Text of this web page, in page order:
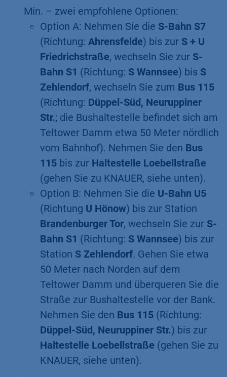
Min. – zwei empfohlene Optionen:
Option A: Nehmen Sie die S-Bahn S7
(Richtung: Ahrensfelde) bis zur S + U
Friedrichstraße, wechseln Sie zur S-
Bahn S1 (Richtung: S Wannsee) bis S
Zehlendorf, wechseln Sie zum Bus 115
(Richtung: Düppel-Süd, Neuruppiner
Str.; die Bushaltestelle befindet sich am
Teltower Damm etwa 50 Meter nördlich
vom Bahnhof). Nehmen Sie den Bus
115 bis zur Haltestelle Loebellstraße
(gehen Sie zu KNAUER, siehe unten).
Option B: Nehmen Sie die U-Bahn U5
(Richtung U Hönow) bis zur Station
Brandenburger Tor, wechseln Sie zur S-
Bahn S1 (Richtung: S Wannsee) bis zur
Station S Zehlendorf. Gehen Sie etwa
50 Meter nach Norden auf dem
Teltower Damm und überqueren Sie die
Straße zur Bushaltestelle vor der Bank.
Nehmen Sie den Bus 115 (Richtung:
Düppel-Süd, Neuruppiner Str.) bis zur
Haltestelle Loebellstraße (gehen Sie zu
KNAUER, siehe unten).